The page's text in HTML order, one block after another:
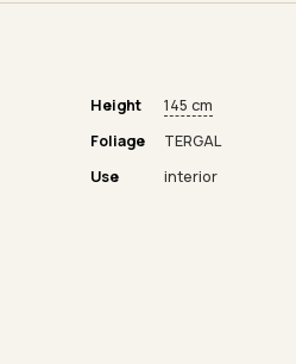
Height
145 cm
Foliage
TERGAL
Use interior